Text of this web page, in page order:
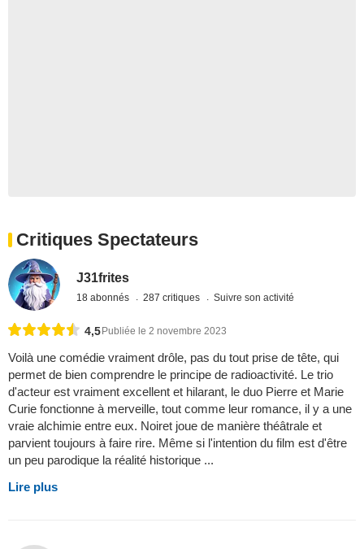
Critiques Spectateurs
J31frites
18 abonnés 287 critiques Suivre son activité
4,5 Publiée le 2 novembre 2023
Voilà une comédie vraiment drôle, pas du tout prise de tête, qui
permet de bien comprendre le principe de radioactivité. Le trio
d'acteur est vraiment excellent et hilarant, le duo Pierre et Marie
Curie fonctionne à merveille, tout comme leur romance, il y a une
vraie alchimie entre eux. Noiret joue de manière théâtrale et
parvient toujours à faire rire. Même si l'intention du film est d'être
un peu parodique la réalité historique ...
Lire plus